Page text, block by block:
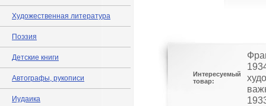
Художественная литература
Поэзия
Детские книги
Автографы, рукописи
Иудаика
Интересуемый
товар: